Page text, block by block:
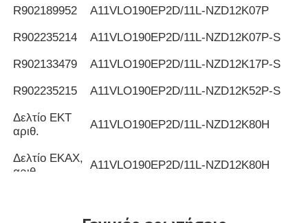
R902189952 Α11VLO190EP2D/11L-NZD12K07P
R902235214 Α11VLO190EP2D/11L-NZD12K07P-S
R902133479 Α11VLO190EP2D/11L-NZD12K17P-S
R902235215 Α11VLO190EP2D/11L-NZD12K52P-S
Δελτίο ΕΚΤ
αριθ.
Α11VLO190EP2D/11L-NZD12K80H
Δελτίο ΕΚΑΧ,
αριθ.
Α11VLO190EP2D/11L-NZD12K80H